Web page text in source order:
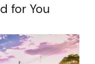
for You